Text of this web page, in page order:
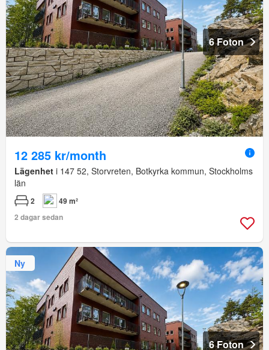
6 Foton
12 285 kr/month
Lägenhet i 147 52, Storvreten, Botkyrka kommun, Stockholms
län
2
49 m²
2 dagar sedan
Ny
6 Foton